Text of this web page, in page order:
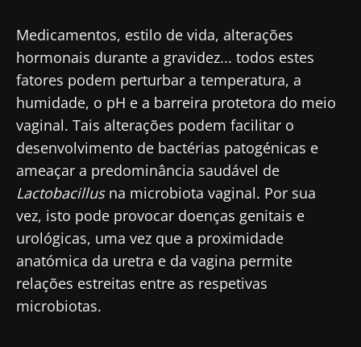
Medicamentos, estilo de vida, alterações
hormonais durante a gravidez... todos estes
fatores podem perturbar a temperatura, a
humidade, o pH e a barreira protetora do meio
vaginal. Tais alterações podem facilitar o
desenvolvimento de bactérias patogénicas e
ameaçar a predominância saudável de
Lactobacillusna microbiota vaginal. Por sua
vez, isto pode provocar doenças genitais e
urológicas, uma vez que a proximidade
anatómica da uretra e da vagina permite
relações estreitas entre as respetivas
microbiotas.